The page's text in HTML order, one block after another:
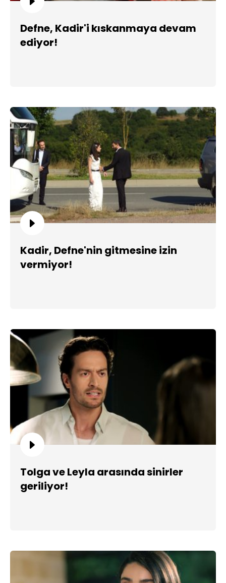
Defne, Kadir'i kıskanmaya devam
ediyor!
Kadir, Defne'nin gitmesine izin
vermiyor!
Tolga ve Leyla arasında sinirler
geriliyor!